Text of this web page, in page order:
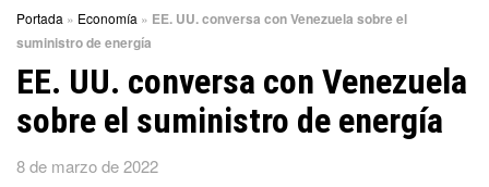
Portada » Economía » EE. UU. conversa con Venezuela sobre el
suministro de energía
EE. UU. conversa con Venezuela
sobre el suministro de energía
8 de marzo de 2022